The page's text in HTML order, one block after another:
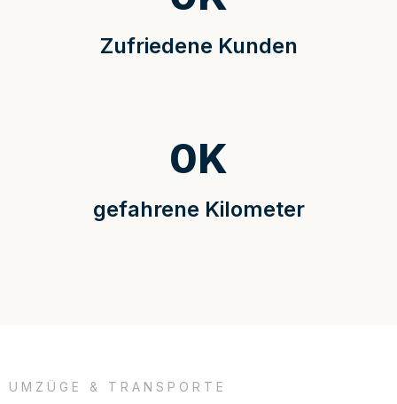
Zufriedene Kunden
gefahrene Kilometer
0K
UMZÜGE & TRANSPORTE